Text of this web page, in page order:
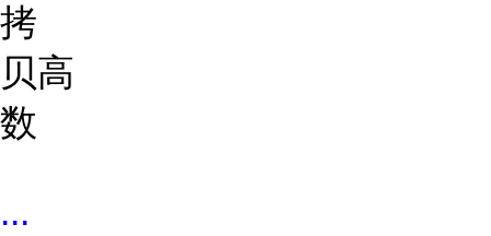
拷
贝
数
高
...